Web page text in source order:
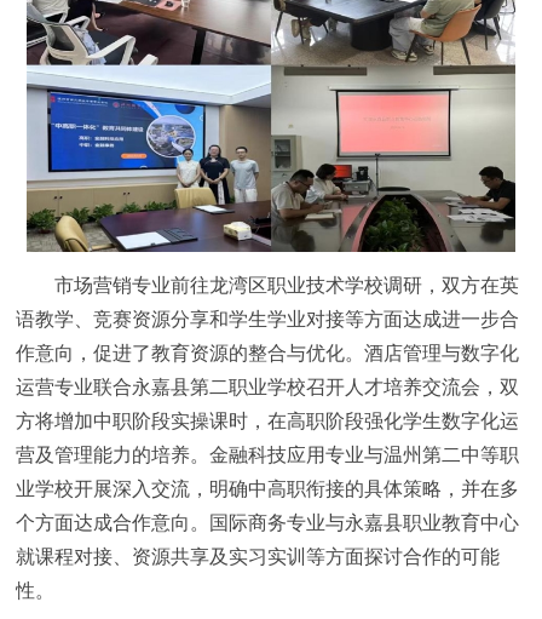
市场营销专业前往龙湾区职业技术学校调研，双方在英
语教学、竞赛资源分享和学生学业对接等方面达成进一步合
作意向，促进了教育资源的整合与优化。酒店管理与数字化
运营专业联合永嘉县第二职业学校召开人才培养交流会，双
方将增加中职阶段实操课时，在高职阶段强化学生数字化运
营及管理能力的培养。金融科技应用专业与温州第二中等职
业学校开展深入交流，明确中高职衔接的具体策略，并在多
个方面达成合作意向。国际商务专业与永嘉县职业教育中心
就课程对接、资源共享及实习实训等方面探讨合作的可能
性。